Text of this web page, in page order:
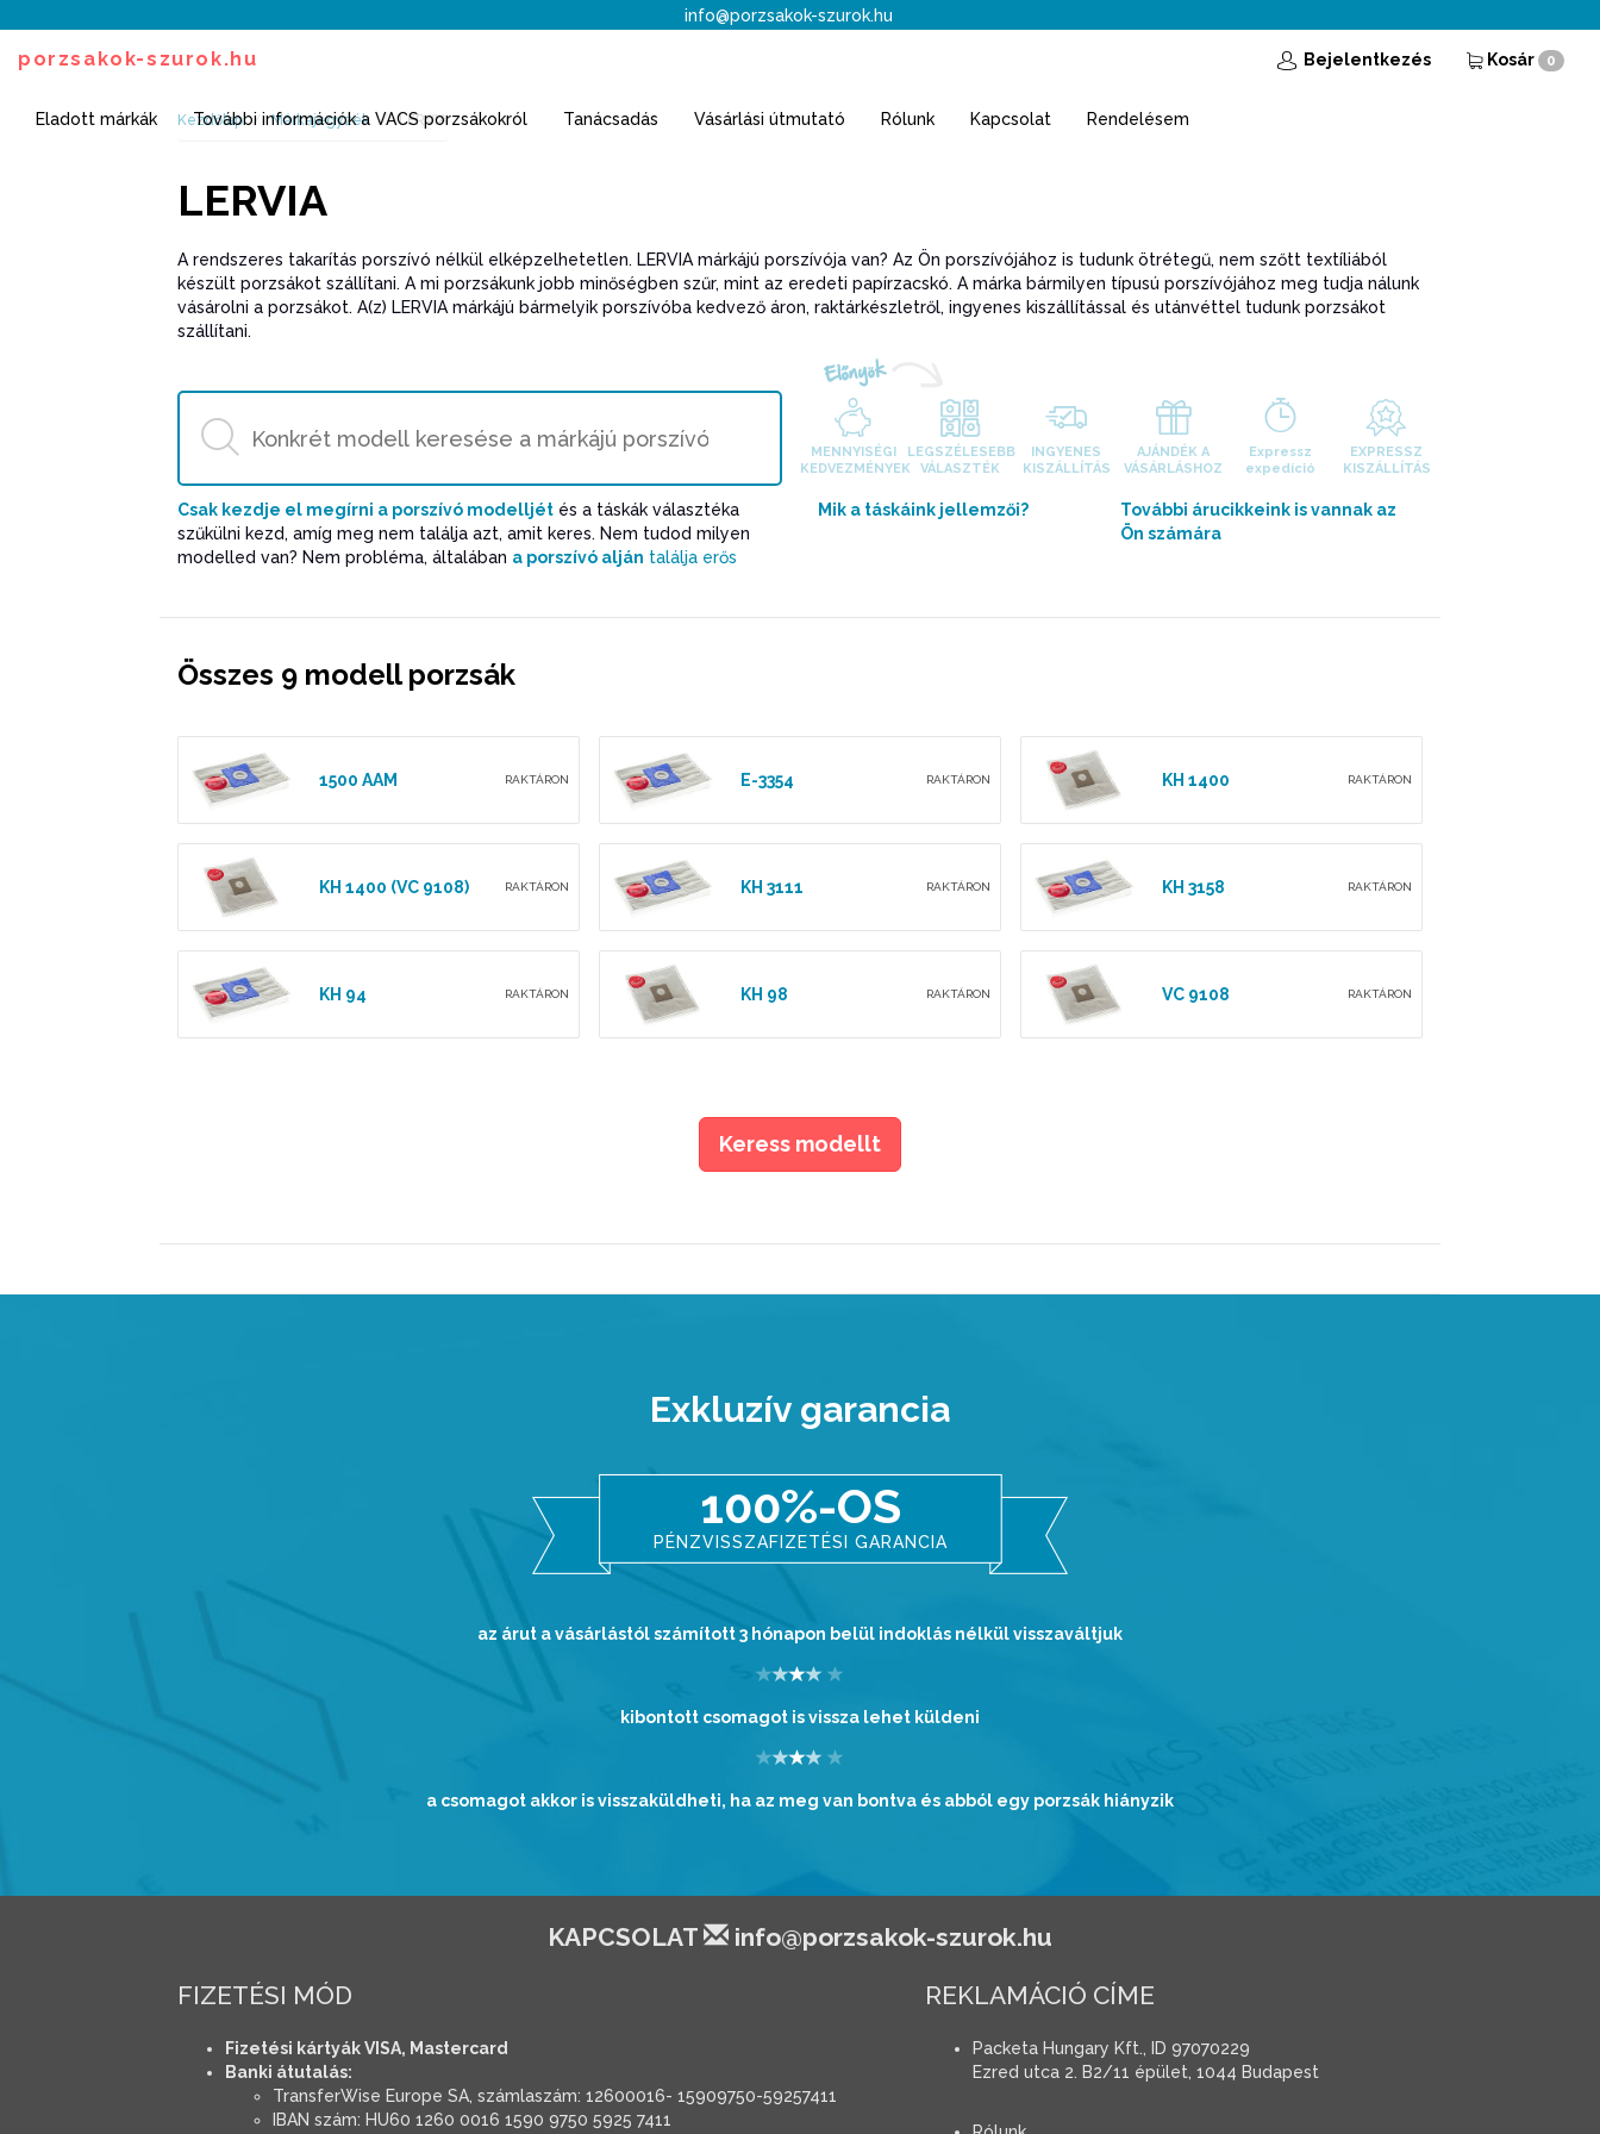
info@porzsakok-szurok.hu
porzsakok-szurok.hu Bejelentkezés Kosár 0
Eladott márkák További információk a VACS porzsákokról Tanácsadás Vásárlási útmutató Rólunk Kapcsolat Rendelésem
Kezdőlap Márkajegyzék LERVIA
LERVIA
A rendszeres takarítás porszívó nélkül elképzelhetetlen. LERVIA márkájú porszívója van? Az Ön porszívójához is tudunk ötrétegű, nem szőtt textíliából
készült porzsákot szállítani. A mi porzsákunk jobb minőségben szűr, mint az eredeti papírzacskó. A márka bármilyen típusú porszívójához meg tudja nálunk
vásárolni a porzsákot. A(z) LERVIA márkájú bármelyik porszívóba kedvező áron, raktárkészletről, ingyenes kiszállítással és utánvéttel tudunk porzsákot
szállítani.
Csak kezdje el megírni a porszívó modelljét és a táskák választéka
szűkülni kezd, amíg meg nem találja azt, amit keres. Nem tudod milyen
modelled van? Nem probléma, általában a porszívó alján találja erős
Előnyök
MENNYISÉGI
KEDVEZMÉNYEK
LEGSZÉLESEBB
VÁLASZTÉK
INGYENES
KISZÁLLÍTÁS
AJÁNDÉK A
VÁSÁRLÁSHOZ
Expressz
expedíció
EXPRESSZ
KISZÁLLÍTÁS
Mik a táskáink jellemzői?
További árucikkeink is vannak az
Ön számára
Összes 9 modell porzsák
1500 AAM RAKTÁRON E-3354 RAKTÁRON KH 1400 RAKTÁRON
KH 1400 (VC 9108) RAKTÁRON KH 3111 RAKTÁRON KH 3158 RAKTÁRON
KH 94 RAKTÁRON KH 98 RAKTÁRON VC 9108 RAKTÁRON
Keress modellt
Exkluzív garancia
100%-OS
PÉNZVISSZAFIZETÉSI GARANCIA
az árut a vásárlástól számított 3 hónapon belül indoklás nélkül visszaváltjuk
kibontott csomagot is vissza lehet küldeni
a csomagot akkor is visszaküldheti, ha az meg van bontva és abból egy porzsák hiányzik
KAPCSOLAT
info@porzsakok-szurok.hu
FIZETÉSI MÓD
Fizetési kártyák VISA, Mastercard
Banki átutalás:
TransferWise Europe SA, számlaszám: 12600016- 15909750-59257411
IBAN szám: HU60 1260 0016 1590 9750 5925 7411
REKLAMÁCIÓ CÍME
Packeta Hungary Kft., ID 97070229
Ezred utca 2. B2/11 épület, 1044 Budapest